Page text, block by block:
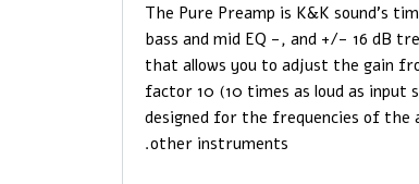
The Pure Preamp is K&K sound’s
bass and mid EQ -, and +/- 16 dB
that allows you to adjust the gain
factor 10 (10 times as loud as input
designed for the frequencies of
other instruments.